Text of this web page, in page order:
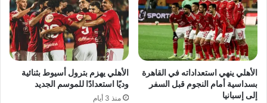
الأهلي ينهي استعداداته في القاهرة
بسداسية أمام النجوم قبل السفر
إلى إسبانيا
الأهلي يهزم بترول أسيوط بثنائية
وديًا استعدادًا للموسم الجديد
منذ 3 أيام